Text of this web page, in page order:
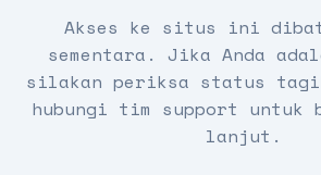
Akses ke situs ini
sementara. Jika Anda
silakan periksa status
hubungi tim support untuk
lanjut.